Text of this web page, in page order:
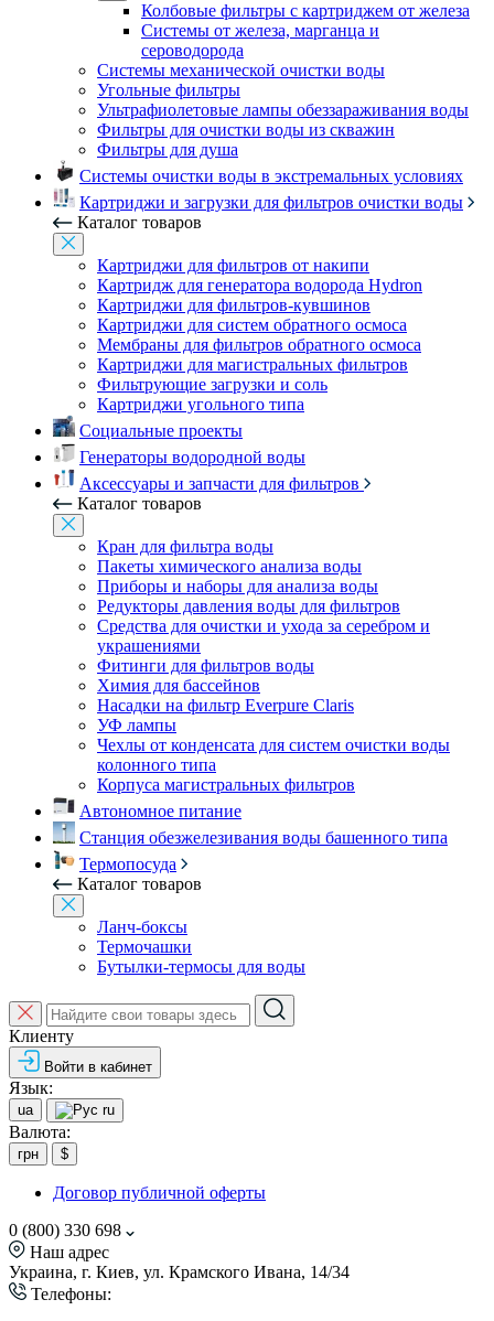
Колбовые фильтры с картриджем от железа
Системы от железа, марганца и
сероводорода
Системы механической очистки воды
Угольные фильтры
Ультрафиолетовые лампы обеззараживания воды
Фильтры для очистки воды из скважин
Фильтры для душа
Системы очистки воды в экстремальных условиях
Картриджи и загрузки для фильтров очистки воды
Каталог товаров
Картриджи для фильтров от накипи
Картридж для генератора водорода Hydron
Картриджи для фильтров-кувшинов
Картриджи для систем обратного осмоса
Мембраны для фильтров обратного осмоса
Картриджи для магистральных фильтров
Фильтрующие загрузки и соль
Картриджи угольного типа
Социальные проекты
Генераторы водородной воды
Аксессуары и запчасти для фильтров
Каталог товаров
Кран для фильтра воды
Пакеты химического анализа воды
Приборы и наборы для анализа воды
Редукторы давления воды для фильтров
Средства для очистки и ухода за серебром и
украшениями
Фитинги для фильтров воды
Химия для бассейнов
Насадки на фильтр Everpure Claris
УФ лампы
Чехлы от конденсата для систем очистки воды
колонного типа
Корпуса магистральных фильтров
Автономное питание
Станция обезжелезивания воды башенного типа
Термопосуда
Каталог товаров
Ланч-боксы
Термочашки
Бутылки-термосы для воды
Клиенту
Войти в кабинет
Язык:
ua ru
Валюта:
грн $
Договор публичной оферты
0 (800) 330 698
Наш адрес
Украина, г. Киев, ул. Крамского Ивана, 14/34
Телефоны: